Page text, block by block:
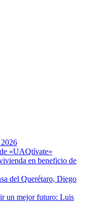
«UAQtívate»
en beneficio de
del Querétaro, Diego
un mejor futuro: Luis